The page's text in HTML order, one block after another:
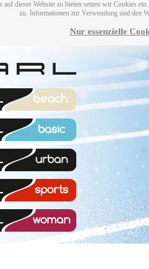
auf dieser Website zu bieten setzen wir Cookies
zu. Informationen zur Verwendung und den
Nur essenzielle